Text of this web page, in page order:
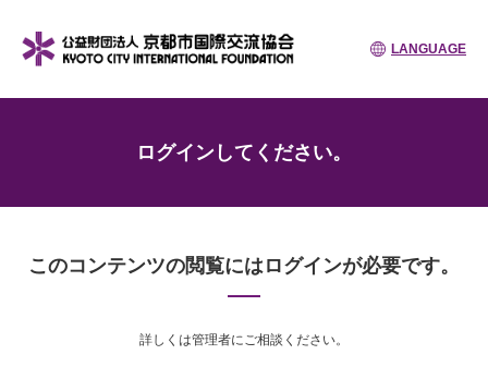
LANGUAGE
ログインしてください。
このコンテンツの閲覧にはログインが必要です。
詳しくは管理者にご相談ください。